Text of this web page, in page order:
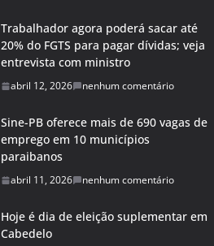
Trabalhador agora poderá sacar até
20% do FGTS para pagar dívidas; veja
entrevista com ministro
abril 12, 2026 nenhum comentário
Sine-PB oferece mais de 690 vagas de
emprego em 10 municípios
paraibanos
abril 11, 2026 nenhum comentário
Hoje é dia de eleição suplementar em
Cabedelo